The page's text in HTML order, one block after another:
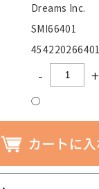
Dreams Inc.
SMI66401
- +
○